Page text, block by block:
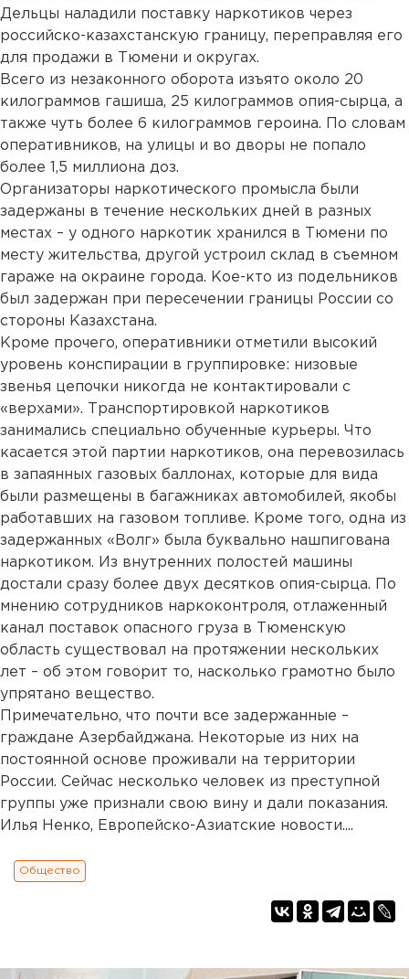
Дельцы наладили поставку наркотиков через
российско-казахстанскую границу, переправляя его
для продажи в Тюмени и округах.
Всего из незаконного оборота изъято около 20
килограммов гашиша, 25 килограммов опия-сырца, а
также чуть более 6 килограммов героина. По словам
оперативников, на улицы и во дворы не попало
более 1,5 миллиона доз.
Организаторы наркотического промысла были
задержаны в течение нескольких дней в разных
местах – у одного наркотик хранился в Тюмени по
месту жительства, другой устроил склад в съемном
гараже на окраине города. Кое-кто из подельников
был задержан при пересечении границы России со
стороны Казахстана.
Кроме прочего, оперативники отметили высокий
уровень конспирации в группировке: низовые
звенья цепочки никогда не контактировали с
«верхами». Транспортировкой наркотиков
занимались специально обученные курьеры. Что
касается этой партии наркотиков, она перевозилась
в запаянных газовых баллонах, которые для вида
были размещены в багажниках автомобилей, якобы
работавших на газовом топливе. Кроме того, одна из
задержанных «Волг» была буквально нашпигована
наркотиком. Из внутренних полостей машины
достали сразу более двух десятков опия-сырца. По
мнению сотрудников наркоконтроля, отлаженный
канал поставок опасного груза в Тюменскую
область существовал на протяжении нескольких
лет – об этом говорит то, насколько грамотно было
упрятано вещество.
Примечательно, что почти все задержанные –
граждане Азербайджана. Некоторые из них на
постоянной основе проживали на территории
России. Сейчас несколько человек из преступной
группы уже признали свою вину и дали показания.
Илья Ненко, Европейско-Азиатские новости....
Общество